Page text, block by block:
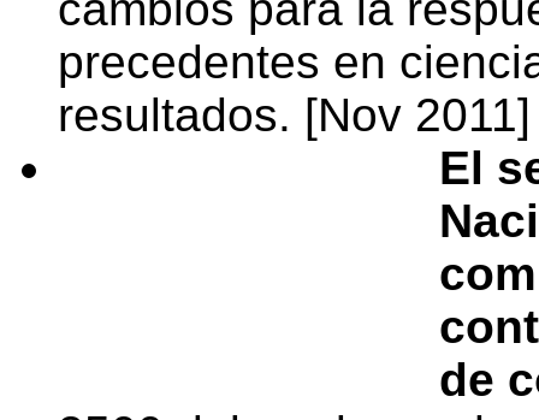
precedentes en
resultados. [Nov 2011]
El
de